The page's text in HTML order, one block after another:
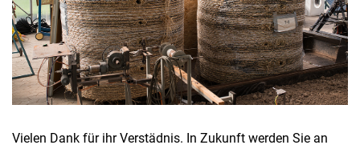
Kurzfilme
Medienbeiträge
Jahresberichte
Absolvent:innen-Jahrgänge
Abgeschlossene Promotionen
Vielen Dank für ihr Verstädnis. In Zukunft werden Sie an